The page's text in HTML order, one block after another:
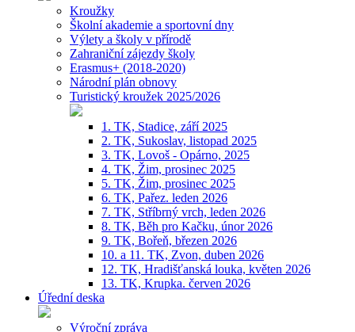
Kroužky
Školní akademie a sportovní dny
Výlety a školy v přírodě
Zahraniční zájezdy školy
Erasmus+ (2018-2020)
Národní plán obnovy
Turistický kroužek 2025/2026
1. TK, Stadice, září 2025
2. TK, Sukoslav, listopad 2025
3. TK, Lovoš - Opárno, 2025
4. TK, Žim, prosinec 2025
5. TK, Žim, prosinec 2025
6. TK, Pařez. leden 2026
7. TK, Stříbrný vrch, leden 2026
8. TK, Běh pro Kačku, únor 2026
9. TK, Bořeň, březen 2026
10. a 11. TK, Zvon, duben 2026
12. TK, Hradišťanská louka, květen 2026
13. TK, Krupka. červen 2026
Úřední deska
Výroční zpráva